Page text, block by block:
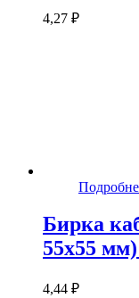
4,27 ₽
Бирка
55х55
4,44 ₽